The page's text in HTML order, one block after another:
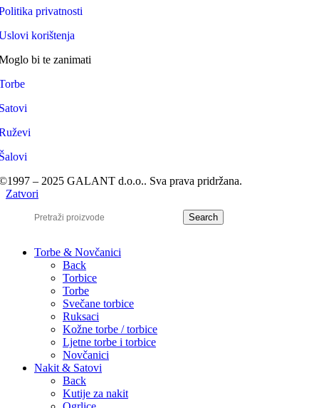
privatnosti
korištenja
bi te zanimati
– 2025 GALANT d.o.o.. Sva prava pridržana.
Zatvori
Search
Torbe & Novčanici
Back
Torbice
Torbe
Svečane torbice
Ruksaci
Kožne torbe / torbice
Ljetne torbe i torbice
Novčanici
Nakit & Satovi
Back
Kutije za nakit